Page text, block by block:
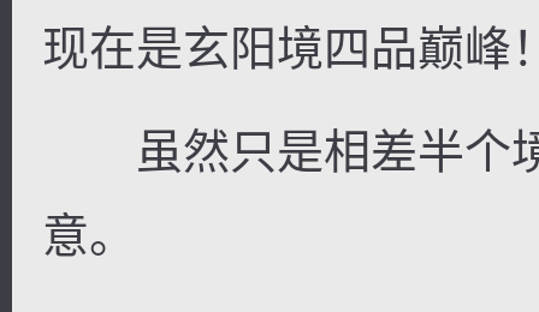
现在是玄阳境四品巅峰
虽然只是相差半个
意。